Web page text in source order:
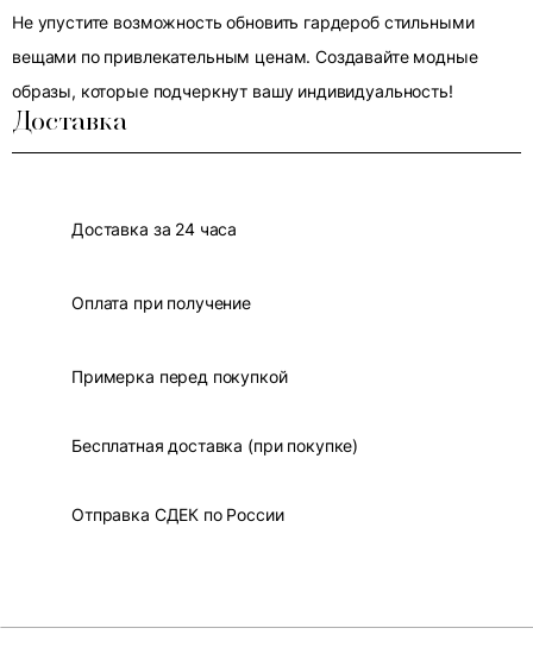
Не упустите возможность обновить гардероб стильными
вещами по привлекательным ценам. Создавайте модные
образы, которые подчеркнут вашу индивидуальность!
Доставка
Доставка за 24 часа
Оплата при получение
Примерка перед покупкой
Бесплатная доставка (при покупке)
Отправка СДЕК по России